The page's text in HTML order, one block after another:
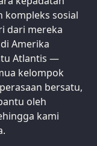
kompleks sosial
dari mereka
Amerika
Atlantis —
kelompok
bersatu,
oleh
kami